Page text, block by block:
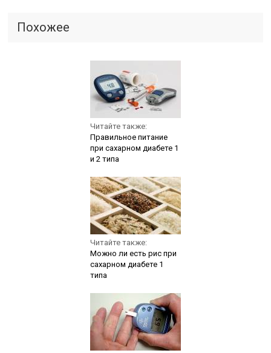
Похожее
Читайте также:
Правильное питание
при сахарном диабете 1
и 2 типа
Читайте также:
Можно ли есть рис при
сахарном диабете 1
типа